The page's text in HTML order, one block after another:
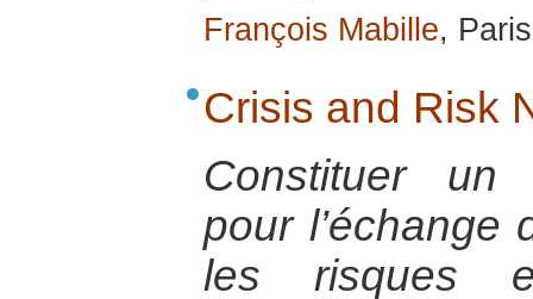
François Mabille,
Crisis and Risk
Constituer un
pour l’échange
les risques